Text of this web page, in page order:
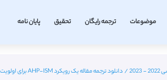
موضوعات ترجمه رایگان تحقیق پایان نامه
/ دانلود ترجمه مقاله یک رویکرد AHP-ISM برای اولویت بندی کلی در تصمیم برای توسعه حمل و نقل عمومی (سال 2019) (ترجمه ویژه – طلایی